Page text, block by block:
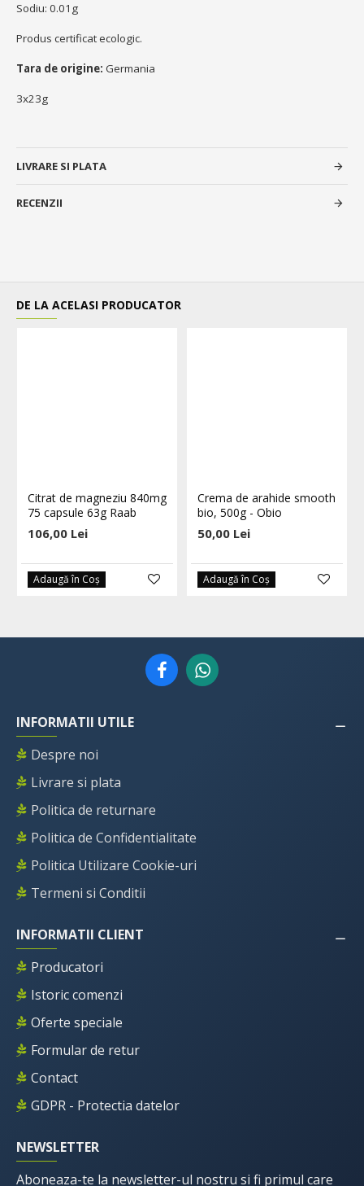
Sodiu: 0.01g
Produs certificat ecologic.
Tara de origine: Germania
3x23g
LIVRARE SI PLATA
RECENZII
DE LA ACELASI PRODUCATOR
Citrat de magneziu 840mg
75 capsule 63g Raab
106,00 Lei
Adaugă în Coş
Crema de arahide smooth
bio, 500g - Obio
50,00 Lei
Adaugă în Coş
INFORMATII UTILE
Despre noi
Livrare si plata
Politica de returnare
Politica de Confidentialitate
Politica Utilizare Cookie-uri
Termeni si Conditii
INFORMATII CLIENT
Producatori
Istoric comenzi
Oferte speciale
Formular de retur
Contact
GDPR - Protectia datelor
NEWSLETTER
Aboneaza-te la newsletter-ul nostru si fi primul care